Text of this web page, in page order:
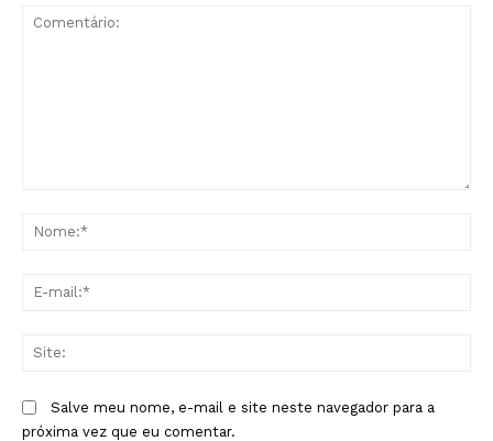
Salve meu nome, e-mail e site neste navegador para a
próxima vez que eu comentar.